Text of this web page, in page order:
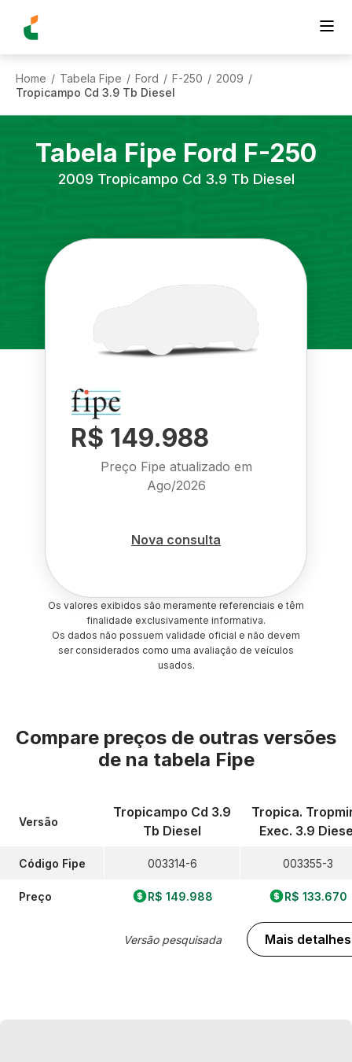
Home / Tabela Fipe / Ford / F-250 / 2009 /
Tropicampo Cd 3.9 Tb Diesel
Tabela Fipe Ford F-250
2009 Tropicampo Cd 3.9 Tb Diesel
R$ 149.988
Preço Fipe atualizado em
Ago/2026
Nova consulta
Os valores exibidos são meramente referenciais e têm
finalidade exclusivamente informativa.
Os dados não possuem validade oficial e não devem
ser considerados como uma avaliação de veículos
usados.
Compare preços de outras versões
de na tabela Fipe
Versão
Código Fipe
Preço
Tropicampo Cd 3.9
Tb Diesel
003314-6
R$ 149.988
Versão pesquisada
Tropica.
Exec. 3.9
003355-3
R$ 133.670
Mais detalhes